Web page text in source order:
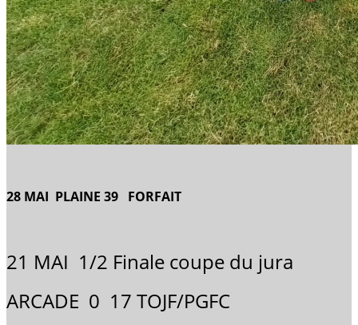
28 MAI PLAINE 39 FORFAIT
21 MAI 1/2 Finale coupe du jura
ARCADE 0 17 TOJF/PGFC